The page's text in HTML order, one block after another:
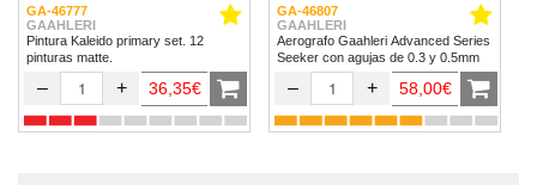
GA-46777
GAAHLERI
Pintura Kaleido primary set. 12
pinturas matte.
– + 36,35€
GA-46807
GAAHLERI
Aerografo Gaahleri Advanced Series
Seeker con agujas de 0.3 y 0.5mm
– + 58,00€